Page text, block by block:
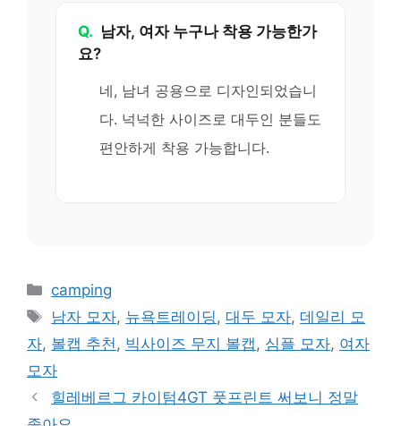
Q. 남자, 여자 누구나 착용 가능한가
요?
네, 남녀 공용으로 디자인되었습니
다. 넉넉한 사이즈로 대두인 분들도
편안하게 착용 가능합니다.
카
테
리
camping
태
그
남자 모자, 뉴욕트레이딩,대두 모자,데일리 모
자, 볼캡 추천, 빅사이즈 무지 볼캡, 심플 모자, 여자
모자
힐레베르그 카이텀4GT 풋프린트 써보니 정말